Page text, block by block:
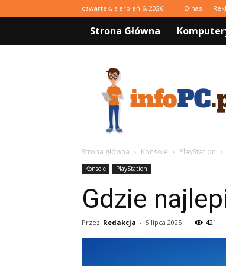
czwartek, sierpień 6, 2026 O nas
Strona Główna
infoPC.pl
Strona główna Konsole PlayStation
Konsole PlayStation
Gdzie
Przez Redakcja - 5 lipca 2025 421